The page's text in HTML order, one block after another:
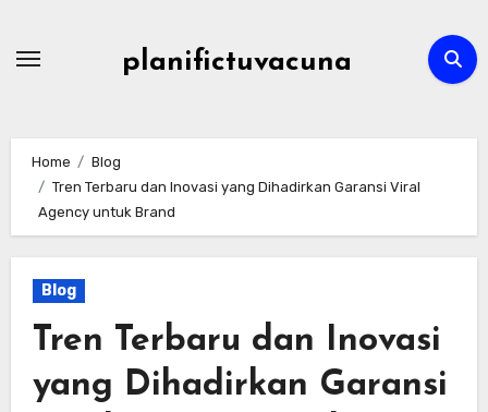
planifictuvacuna
Home
Blog
Tren Terbaru dan Inovasi yang Dihadirkan Garansi Viral
Agency untuk Brand
Blog
Tren Terbaru dan Inovasi
yang Dihadirkan Garansi